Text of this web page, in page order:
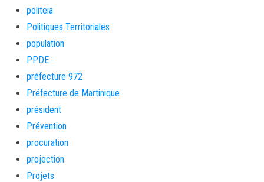
politeia
Politiques Territoriales
population
PPDE
préfecture 972
Préfecture de Martinique
président
Prévention
procuration
projection
Projets